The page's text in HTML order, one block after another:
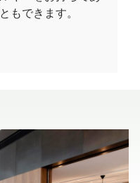
もできます。